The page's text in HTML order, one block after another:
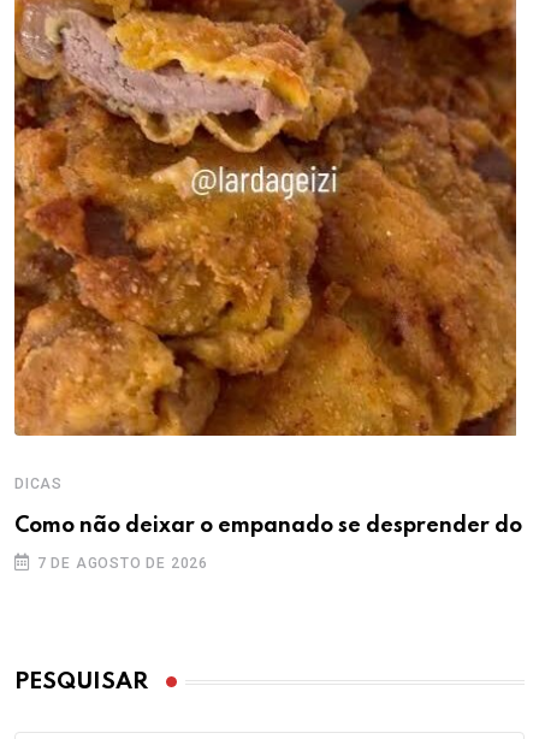
DICAS
Como não deixar o empanado se desprender do
7 DE AGOSTO DE 2026
PESQUISAR